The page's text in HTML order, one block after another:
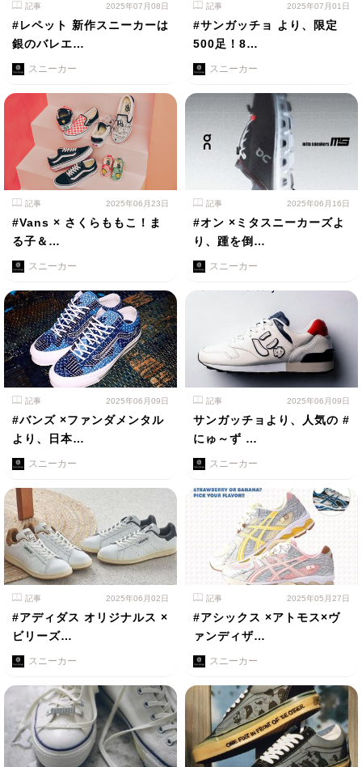
記事 2025年07月08日
#レペット 新作スニーカーは
銀のバレエ…
スニーカー
記事 2025年07月01日
#サンガッチョ より、限定
500足！8…
スニーカー
記事 2025年06月23日
#Vans × さくらももこ！ま
る子＆…
スニーカー
記事 2025年06月16日
#オン ×ミタスニーカーズよ
り、踵を倒…
スニーカー
記事 2025年06月09日
#バンズ ×ファンダメンタル
より、日本…
スニーカー
記事 2025年06月09日
サンガッチョより、人気の #
にゅ～ず …
スニーカー
記事 2025年06月02日
#アディダス オリジナルス ×
ビリーズ…
スニーカー
記事 2025年05月27日
#アシックス ×アトモス×ヴ
ァンディザ…
スニーカー